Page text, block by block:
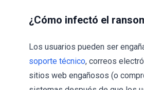
¿Cómo infectó el
Los usuarios pueden ser
soporte técnico, correos
sitios web engañosos (o